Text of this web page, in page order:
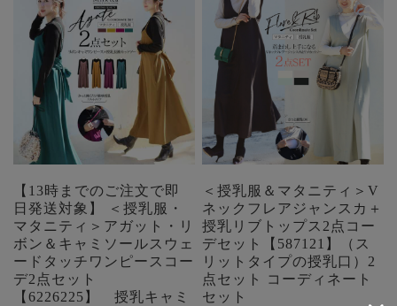
【13時までのご注文で即
日発送対象】 ＜授乳服・
マタニティ＞アガット・リ
ボン＆キャミソールスウェ
ードタッチワンピースコー
デ2点セット
【6226225】 授乳キャミ
＜授乳服＆マタニティ＞V
ネックフレアジャンスカ＋
授乳リブトップス2点コー
デセット【587121】（ス
リットタイプの授乳口）2
点セット コーディネート
セット